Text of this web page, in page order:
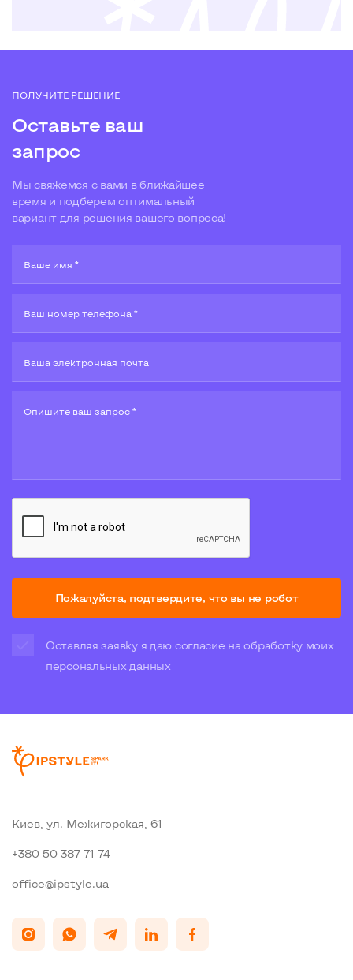
ПОЛУЧИТЕ РЕШЕНИЕ
Оставьте ваш
запрос
Мы свяжемся с вами в ближайшее
время и подберем оптимальный
вариант для решения вашего вопроса!
Ваше имя *
Ваш номер телефона *
Ваша электронная почта
Опишите ваш запрос *
Пожалуйста, подтвердите, что вы не робот
Оставляя заявку я даю согласие на обработку моих
персональных данных
Киев, ул. Межигорская, 61
+380 50 387 71 74
office@ipstyle.ua